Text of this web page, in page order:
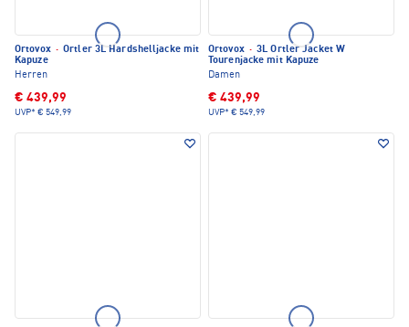
Ortovox · Ortler 3L Hardshelljacke mit
Kapuze
Herren
€ 439,99
UVP* € 549,99
Ortovox · 3L Ortler Jacket W
Tourenjacke mit Kapuze
Damen
€ 439,99
UVP* € 549,99